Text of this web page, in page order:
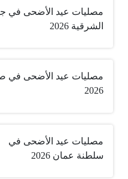
مصليات عيد الأضحى في
الشرقية 2026
مصليات عيد الأضحى في
2026
مصليات عيد الأضحى في
سلطنة عمان 2026